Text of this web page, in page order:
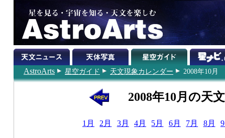
AstroArts 星空ガイド 天文現象カレンダー 2008年10月
2008年10月の天
1月 2月 3月 4月 5月 6月 7月 8月